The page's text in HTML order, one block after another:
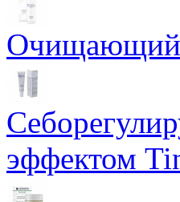
Очищающий
эффектом